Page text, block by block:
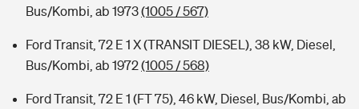
Bus/Kombi, ab 1973(1005 / 567)
Ford Transit, 72 E 1 X (TRANSIT DIESEL), 38 kW, Diesel,
Bus/Kombi, ab 1972(1005 / 568)
Ford Transit, 72 E 1 (FT 75), 46 kW, Diesel, Bus/Kombi, ab